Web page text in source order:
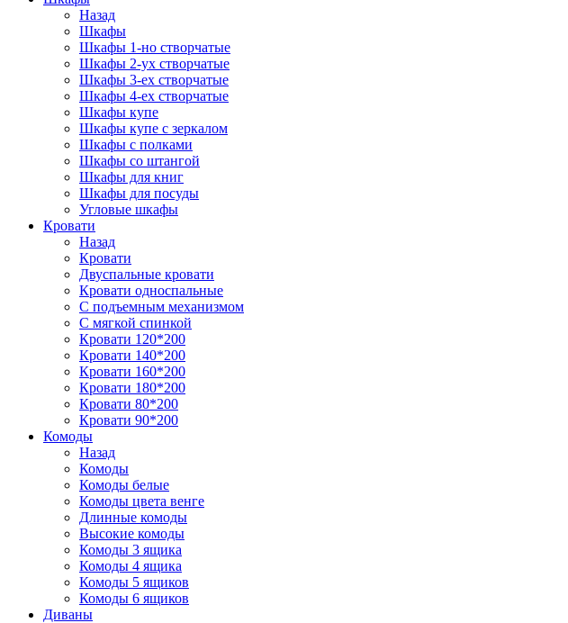
Назад
Шкафы
Шкафы 1-но створчатые
Шкафы 2-ух створчатые
Шкафы 3-ех створчатые
Шкафы 4-ех створчатые
Шкафы купе
Шкафы купе с зеркалом
Шкафы с полками
Шкафы со штангой
Шкафы для книг
Шкафы для посуды
Угловые шкафы
Кровати
Назад
Кровати
Двуспальные кровати
Кровати односпальные
С подъемным механизмом
С мягкой спинкой
Кровати 120*200
Кровати 140*200
Кровати 160*200
Кровати 180*200
Кровати 80*200
Кровати 90*200
Комоды
Назад
Комоды
Комоды белые
Комоды цвета венге
Длинные комоды
Высокие комоды
Комоды 3 ящика
Комоды 4 ящика
Комоды 5 ящиков
Комоды 6 ящиков
Диваны